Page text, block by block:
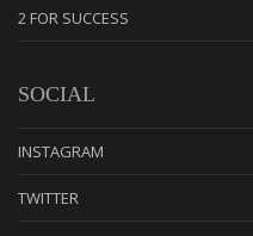
2 FOR SUCCESS
SOCIAL
INSTAGRAM
TWITTER